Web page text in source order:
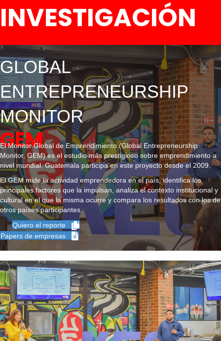
INVESTIGACIÓN
GLOBAL
ENTREPRENEURSHIP
MONITOR
GEM
El Monitor Global de Emprendimiento (Global Entrepreneurship
Monitor, GEM) es el estudio más prestigioso sobre emprendimiento a
nivel mundial. Guatemala participa en este proyecto desde el 2009.
El GEM mide la actividad emprendedora en el país, identifica los
principales factores que la impulsan, analiza el contexto institucional y
cultural en el que la misma ocurre y compara los resultados con los de
otros países participantes.
Quiero el reporte
Papers de empresas